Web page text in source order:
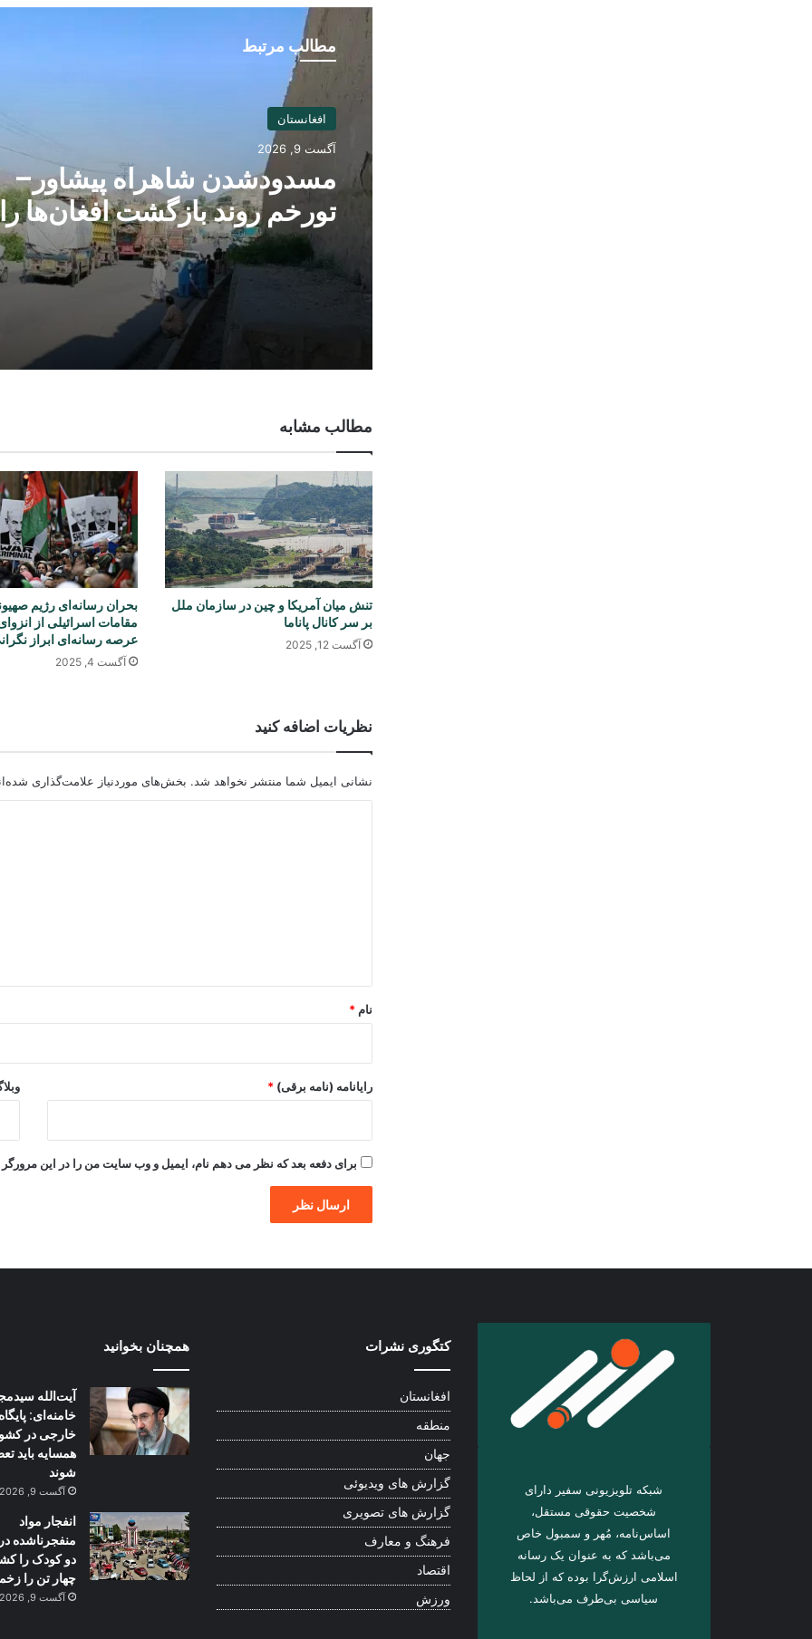
مطالب مرتبط
افغانستان
آگست 9, 2026
مسدودشدن شاهراه پیشاور–
تورخم روند بازگشت افغان‌ها
متوقف کرد
مطالب مشابه
تنش میان آمریکا و چین در سازمان ملل
بر سر کانال پاناما
آگست 12, 2025
بحران رسانه‌ای رژیم
مقامات اسرائیلی از
عرصه رسانه‌ای ابراز
آگست 4, 2025
نظریات اضافه کنید
نشانی ایمیل شما منتشر نخواهد شد. بخش‌های موردنیاز علامت‌گذاری
نام *
رایانامه (نامه برقی) *
برای دفعه بعد که نظر می دهم نام، ایمیل و وب سایت من را در این مرورگر
شبکه تلویزیونی سفیر دارای
شخصیت حقوقی مستقل،
اساس‌نامه، مُهر و سمبول خاص
می‌باشد که به عنوان یک رسانه
اسلامی ارزش‌گرا بوده که از لحاظ
سیاسی بی‌طرف می‌باشد.
کتگوری نشرات
افغانستان
منطقه
جهان
گزارش های ویدیوئی
گزارش های تصویری
فرهنگ و معارف
اقتصاد
ورزش
همچنان بخوانید
آیت‌الله
خامنه‌ای:
خارجی در
همسایه باید
شوند
آگست 9, 2026
انفجار مواد
منفجرناشده
دو کودک را
چهار تن را
آگست 9, 2026